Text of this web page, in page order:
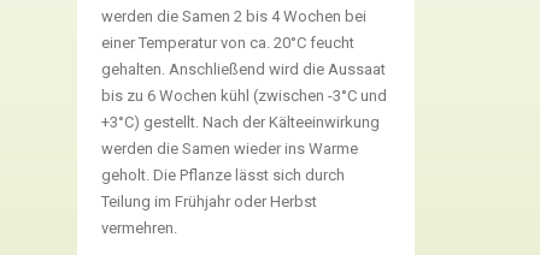
werden die Samen 2 bis 4 Wochen bei
einer Temperatur von ca. 20°C feucht
gehalten. Anschließend wird die Aussaat
bis zu 6 Wochen kühl (zwischen -3°C und
+3°C) gestellt. Nach der Kälteeinwirkung
werden die Samen wieder ins Warme
geholt. Die Pflanze lässt sich durch
Teilung im Frühjahr oder Herbst
vermehren.